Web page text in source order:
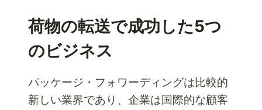
荷物の転送で成功した5つ
のビジネス
パッケージ・フォワーディングは比較的
新しい業界であり、企業は国際的な顧客